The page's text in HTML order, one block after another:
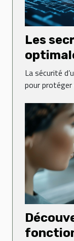
Les
La sécurité
pour protéger